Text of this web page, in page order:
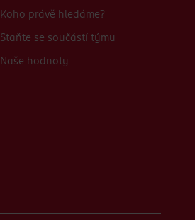
Koho právě hledáme?
Staňte se součástí týmu
Naše hodnoty